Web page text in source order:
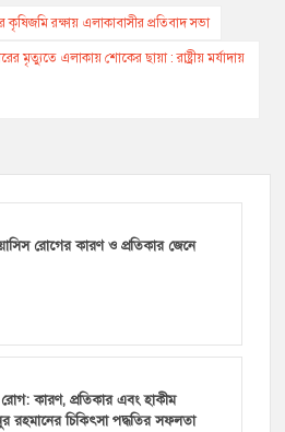
রক্ষায় এলাকাবাসীর প্রতিবাদ সভা
মৃত্যুতে এলাকায় শোকের ছায়া : রাষ্ট্রীয় মর্যাদায়
রোগের কারণ ও প্রতিকার জেনে
রোগ: কারণ, প্রতিকার এবং হাকীম
রহমানের চিকিৎসা পদ্ধতির সফলতা